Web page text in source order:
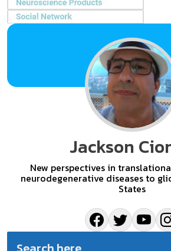
Jackson
New perspectives in
neurodegenerative diseases to
States